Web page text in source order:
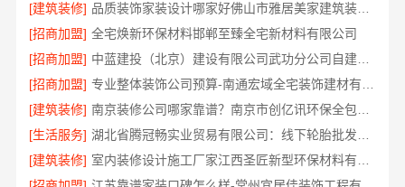
[建筑装修]
品质装饰家装设计哪家好佛山市雅居美家建筑装饰工程有限公司
[招商加盟] 全宅焕新环保材料邯郸至臻全宅新材料有限公司
[招商加盟]
中蓝建投（北京）建设有限公司武功分公司自建房全包装修新中式
[招商加盟]
[建筑装修]
[生活服务]
[建筑装修]